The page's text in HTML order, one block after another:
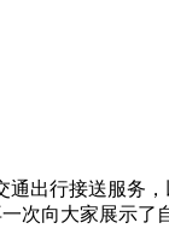
出行接送服务
次向大家展示了